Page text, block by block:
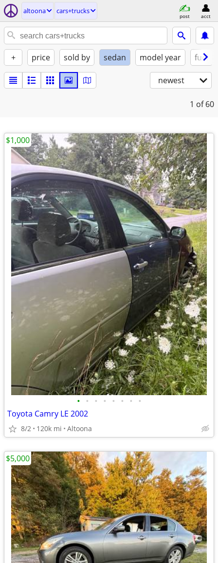
altoona cars+trucks
post acct
+ price sold by sedan model year fuel
newest
1 of 60
• • • • • • • •
Toyota Camry LE 2002
8/2 120k mi Altoona
$1,000
$5,000